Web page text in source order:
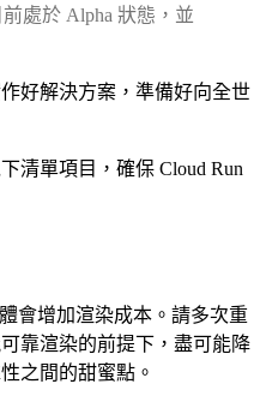
前處於 Alpha 狀態，並
好解決方案，準備好向全世
清單項目，確保 Cloud Run
會增加渲染成本。請多次重
靠渲染的前提下，盡可能降
之間的甜蜜點。